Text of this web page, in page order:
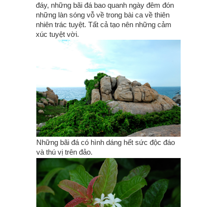
đáy, những bãi đá bao quanh ngày đêm đón
những làn sóng vỗ về trong bài ca về thiên
nhiên trác tuyệt. Tất cả tạo nên những cảm
xúc tuyệt vời.
Những bãi đá có hình dáng hết sức độc đáo
và thú vị trên đảo.